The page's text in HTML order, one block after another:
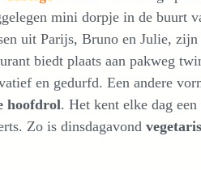
mini dorpje in de buurt
uit Parijs, Bruno en Julie,
biedt plaats aan pakweg
en gedurfd. Een andere
hoofdrol. Het kent elke dag
Zo is dinsdagavond